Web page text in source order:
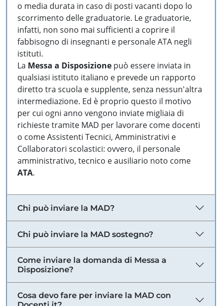
o media durata in caso di posti vacanti dopo lo
scorrimento delle graduatorie. Le graduatorie,
infatti, non sono mai sufficienti a coprire il
fabbisogno di insegnanti e personale ATA negli
istituti.
La Messa a Disposizione può essere inviata in
qualsiasi istituto italiano e prevede un rapporto
diretto tra scuola e supplente, senza nessun'altra
intermediazione. Ed è proprio questo il motivo
per cui ogni anno vengono inviate migliaia di
richieste tramite MAD per lavorare come docenti
o come Assistenti Tecnici, Amministrativi e
Collaboratori scolastici: ovvero, il personale
amministrativo, tecnico e ausiliario noto come
ATA.
Chi può inviare la MAD?
Chi può inviare la MAD sostegno?
Come inviare la domanda di Messa a
Disposizione?
Cosa devo fare per inviare la MAD con